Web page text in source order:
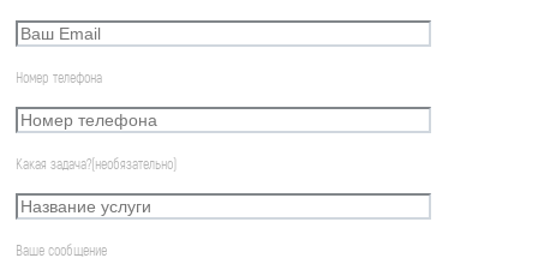
Номер телефона
Какая задача?(необязательно)
Ваше сообщение